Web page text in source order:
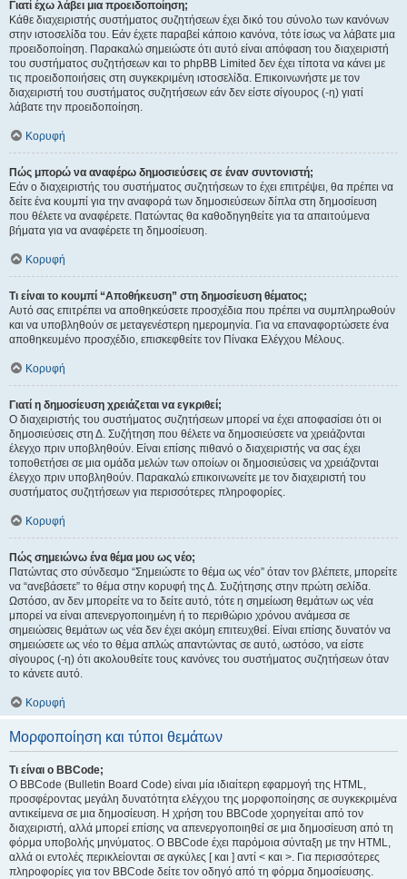
Γιατί έχω λάβει μια προειδοποίηση;
Κάθε διαχειριστής συστήματος συζητήσεων έχει δικό του σύνολο των κανόνων
στην ιστοσελίδα του. Εάν έχετε παραβεί κάποιο κανόνα, τότε ίσως να λάβατε μια
προειδοποίηση. Παρακαλώ σημειώστε ότι αυτό είναι απόφαση του διαχειριστή
του συστήματος συζητήσεων και το phpBB Limited δεν έχει τίποτα να κάνει με
τις προειδοποιήσεις στη συγκεκριμένη ιστοσελίδα. Επικοινωνήστε με τον
διαχειριστή του συστήματος συζητήσεων εάν δεν είστε σίγουρος (-η) γιατί
λάβατε την προειδοποίηση.
Κορυφή
Πώς μπορώ να αναφέρω δημοσιεύσεις σε έναν συντονιστή;
Εάν ο διαχειριστής του συστήματος συζητήσεων το έχει επιτρέψει, θα πρέπει να
δείτε ένα κουμπί για την αναφορά των δημοσιεύσεων δίπλα στη δημοσίευση
που θέλετε να αναφέρετε. Πατώντας θα καθοδηγηθείτε για τα απαιτούμενα
βήματα για να αναφέρετε τη δημοσίευση.
Κορυφή
Τι είναι το κουμπί “Αποθήκευση” στη δημοσίευση θέματος;
Αυτό σας επιτρέπει να αποθηκεύσετε προσχέδια που πρέπει να συμπληρωθούν
και να υποβληθούν σε μεταγενέστερη ημερομηνία. Για να επαναφορτώσετε ένα
αποθηκευμένο προσχέδιο, επισκεφθείτε τον Πίνακα Ελέγχου Μέλους.
Κορυφή
Γιατί η δημοσίευση χρειάζεται να εγκριθεί;
Ο διαχειριστής του συστήματος συζητήσεων μπορεί να έχει αποφασίσει ότι οι
δημοσιεύσεις στη Δ. Συζήτηση που θέλετε να δημοσιεύσετε να χρειάζονται
έλεγχο πριν υποβληθούν. Είναι επίσης πιθανό ο διαχειριστής να σας έχει
τοποθετήσει σε μια ομάδα μελών των οποίων οι δημοσιεύσεις να χρειάζονται
έλεγχο πριν υποβληθούν. Παρακαλώ επικοινωνείτε με τον διαχειριστή του
συστήματος συζητήσεων για περισσότερες πληροφορίες.
Κορυφή
Πώς σημειώνω ένα θέμα μου ως νέο;
Πατώντας στο σύνδεσμο “Σημειώστε το θέμα ως νέο” όταν τον βλέπετε, μπορείτε
να “ανεβάσετε” το θέμα στην κορυφή της Δ. Συζήτησης στην πρώτη σελίδα.
Ωστόσο, αν δεν μπορείτε να το δείτε αυτό, τότε η σημείωση θεμάτων ως νέα
μπορεί να είναι απενεργοποιημένη ή το περιθώριο χρόνου ανάμεσα σε
σημειώσεις θεμάτων ως νέα δεν έχει ακόμη επιτευχθεί. Είναι επίσης δυνατόν να
σημειώσετε ως νέο το θέμα απλώς απαντώντας σε αυτό, ωστόσο, να είστε
σίγουρος (-η) ότι ακολουθείτε τους κανόνες του συστήματος συζητήσεων όταν
το κάνετε αυτό.
Κορυφή
Μορφοποίηση και τύποι θεμάτων
Τι είναι ο BBCode;
Ο BBCode (Bulletin Board Code) είναι μία ιδιαίτερη εφαρμογή της HTML,
προσφέροντας μεγάλη δυνατότητα ελέγχου της μορφοποίησης σε συγκεκριμένα
αντικείμενα σε μια δημοσίευση. Η χρήση του BBCode χορηγείται από τον
διαχειριστή, αλλά μπορεί επίσης να απενεργοποιηθεί σε μια δημοσίευση από τη
φόρμα υποβολής μηνύματος. Ο BBCode έχει παρόμοια σύνταξη με την HTML,
αλλά οι εντολές περικλείονται σε αγκύλες [ και ] αντί < και >. Για περισσότερες
πληροφορίες για τον BBCode δείτε τον οδηγό από τη φόρμα δημοσίευσης.